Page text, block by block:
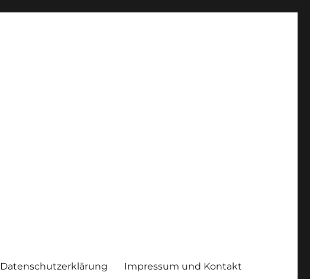
Datenschutzerklärung Impressum und Kontakt